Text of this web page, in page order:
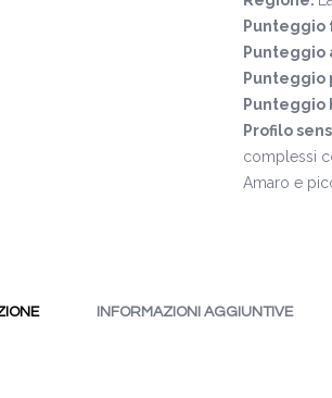
Punteggio
Punteggio
Punteggio
Profilo
complessi
Amaro e
INFORMAZIONI AGGIUNTIVE